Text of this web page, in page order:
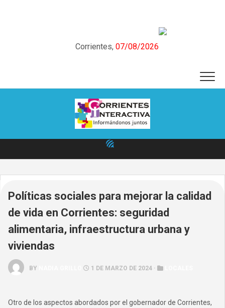
Corrientes, 07/08/2026
Políticas sociales para mejorar la calidad
de vida en Corrientes: seguridad
alimentaria, infraestructura urbana y
viviendas
BY 1 DE MARZO DE 2024 ·
Otro de los aspectos abordados por el gobernador de Corrientes,